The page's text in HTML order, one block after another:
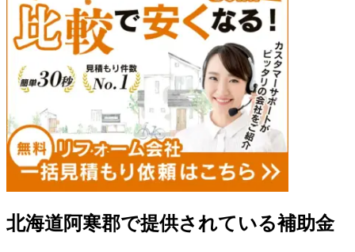
北海道阿寒郡で提供されている補助金